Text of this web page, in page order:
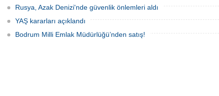
Rusya, Azak Denizi'nde güvenlik önlemleri aldı
YAŞ kararları açıklandı
Bodrum Milli Emlak Müdürlüğü’nden satış!